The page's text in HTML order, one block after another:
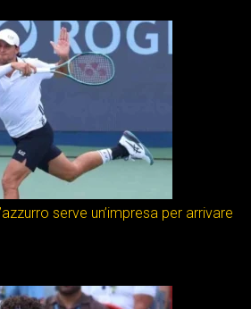
serve un’impresa per arrivare